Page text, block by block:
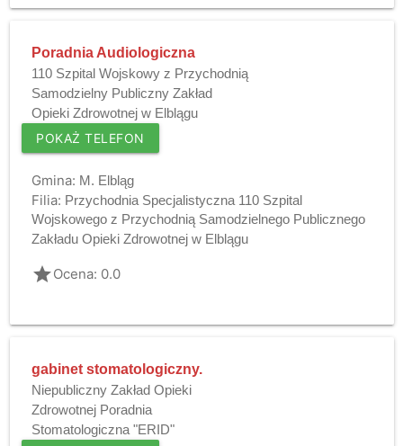
Poradnia Audiologiczna
110 Szpital Wojskowy z Przychodnią
Samodzielny Publiczny Zakład
Opieki Zdrowotnej w Elblągu
POKAŻ TELEFON
Gmina: M. Elbląg
Filia: Przychodnia Specjalistyczna 110 Szpital
Wojskowego z Przychodnią Samodzielnego Publicznego
Zakładu Opieki Zdrowotnej w Elblągu
gradeOcena: 0.0
gabinet stomatologiczny.
Niepubliczny Zakład Opieki
Zdrowotnej Poradnia
Stomatologiczna "ERID"